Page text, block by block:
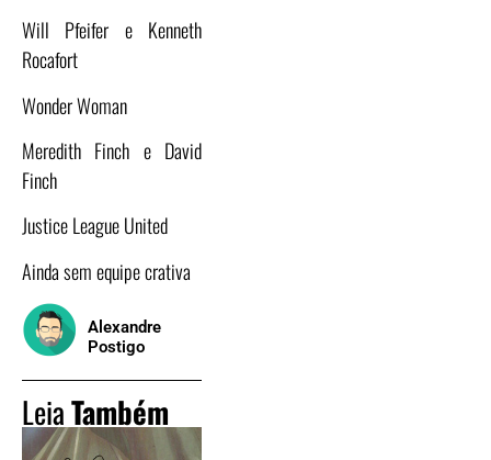
Will Pfeifer e Kenneth
Rocafort
Wonder Woman
Meredith Finch e David
Finch
Justice League United
Ainda sem equipe crativa
Alexandre
Postigo
LeiaTambém